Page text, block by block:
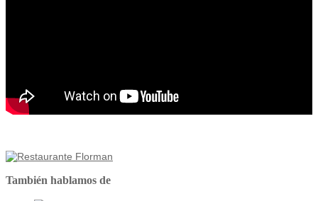
También hablamos de